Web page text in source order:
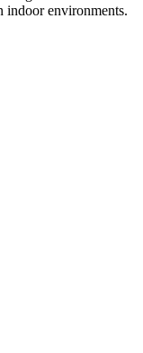
indoor environments.